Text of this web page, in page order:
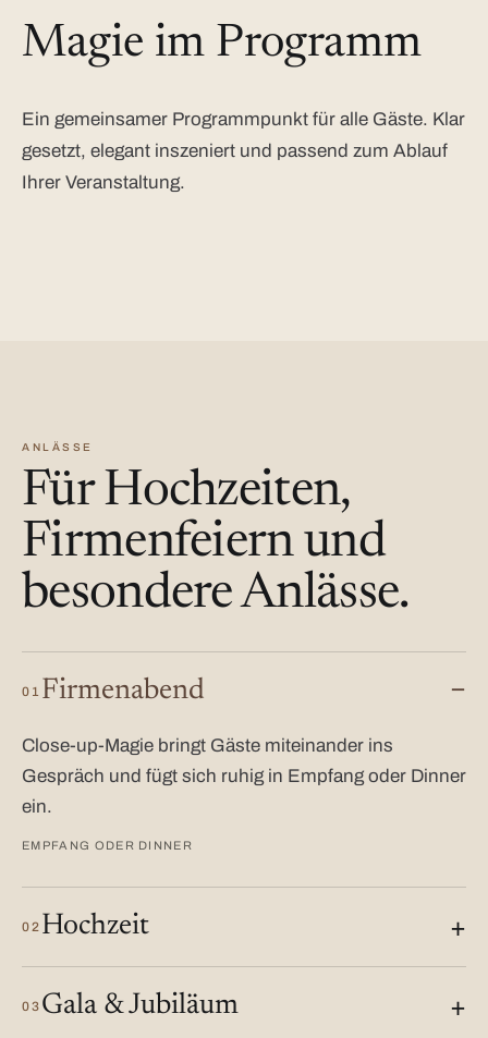
Magie im Programm
Ein gemeinsamer Programmpunkt für alle Gäste. Klar
gesetzt, elegant inszeniert und passend zum Ablauf
Ihrer Veranstaltung.
ANLÄSSE
Für Hochzeiten,
Firmenfeiern und
besondere Anlässe.
01 Firmenabend
Close-up-Magie bringt Gäste miteinander ins
Gespräch und fügt sich ruhig in Empfang oder Dinner
ein.
EMPFANG ODER DINNER
02 Hochzeit
03 Gala & Jubiläum